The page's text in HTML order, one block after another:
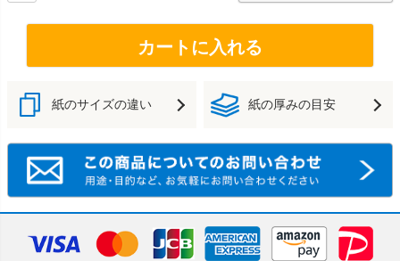
カートに入れる
紙のサイズの違い 紙の厚みの目安